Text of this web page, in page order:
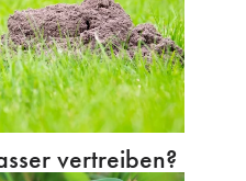
vertreiben?